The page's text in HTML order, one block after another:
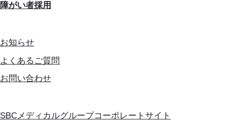
障がい者採用
お知らせ
よくあるご質問
お問い合わせ
SBCメディカルグループコーポレートサイト